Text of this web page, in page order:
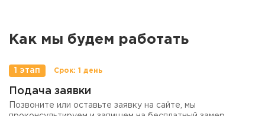
Как мы будем работать
1 этап
Подача заявки
Позвоните или оставьте заявку на сайте, мы